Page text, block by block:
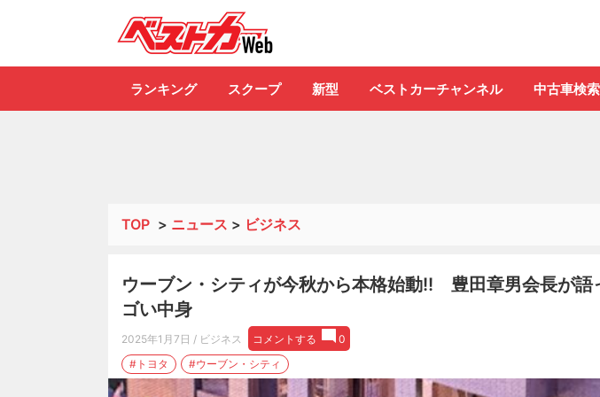
ランキング スクープ 新型 ベストカーチャンネル 中古車検索
TOP > ニュース > ビジネス
ウーブン・シティが今秋から本格始動!! 豊田章男会長が語
ゴい中身
2025年1月7日 / ビジネス コメントする
0
#トヨタ
#ウーブン・シティ